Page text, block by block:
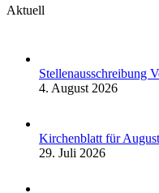
Aktuell
Stellenausschreibung
4. August 2026
Kirchenblatt für
29. Juli 2026